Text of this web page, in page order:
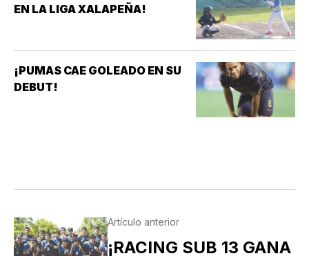
EN LA LIGA XALAPEÑA!
¡PUMAS CAE GOLEADO EN SU
DEBUT!
Artículo anterior
¡RACING SUB 13 GANA